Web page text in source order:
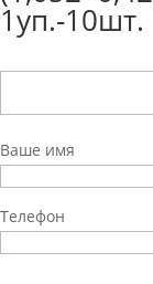
1уп.-10шт.
Ваше имя
Телефон